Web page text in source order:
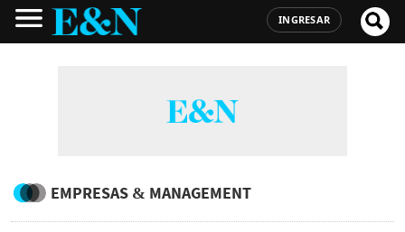
INGRESAR
EMPRESAS & MANAGEMENT